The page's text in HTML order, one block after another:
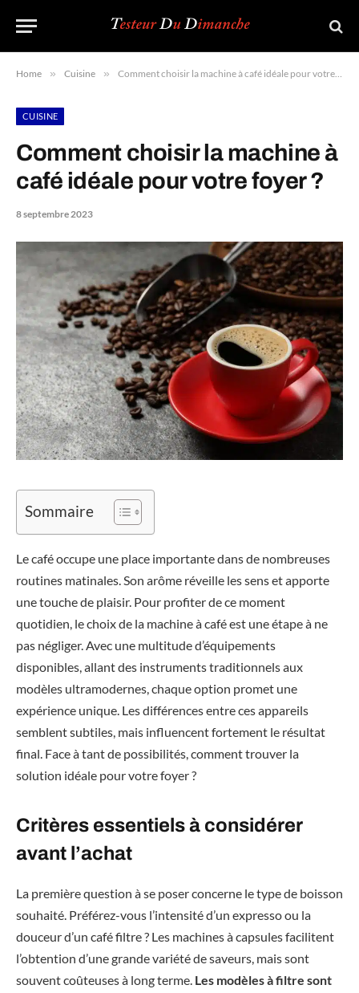
Home » Cuisine » Comment choisir la machine à café idéale pour votre foyer ?
CUISINE
Comment choisir la machine à
café idéale pour votre foyer ?
8 septembre 2023
Sommaire
Le café occupe une place importante dans de nombreuses
routines matinales. Son arôme réveille les sens et apporte
une touche de plaisir. Pour profiter de ce moment
quotidien, le choix de la machine à café est une étape à ne
pas négliger. Avec une multitude d’équipements
disponibles, allant des instruments traditionnels aux
modèles ultramodernes, chaque option promet une
expérience unique. Les différences entre ces appareils
semblent subtiles, mais influencent fortement le résultat
final. Face à tant de possibilités, comment trouver la
solution idéale pour votre foyer ?
Critères essentiels à considérer
avant l’achat
La première question à se poser concerne le type de boisson
souhaité. Préférez-vous l’intensité d’un expresso ou la
douceur d’un café filtre ? Les machines à capsules facilitent
l’obtention d’une grande variété de saveurs, mais sont
souvent coûteuses à long terme. Les modèles à filtre sont